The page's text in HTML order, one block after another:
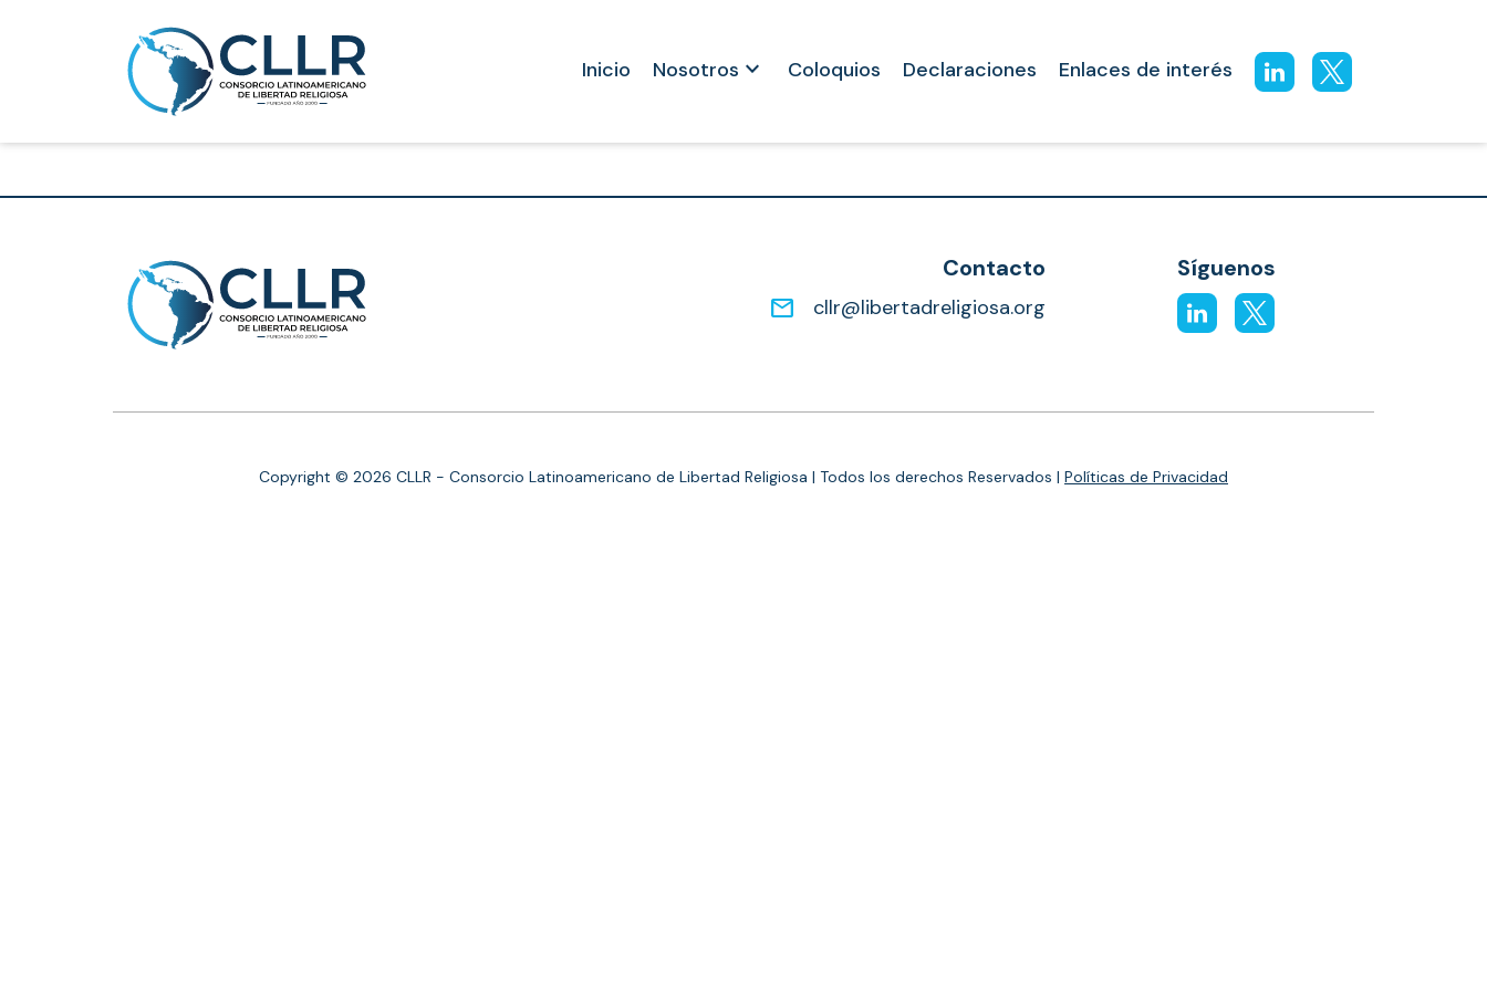
Inicio Nosotros keyboard_arrow_down Coloquios Declaraciones Enlaces de interés
Contacto
email cllr@libertadreligiosa.org
Síguenos
Copyright © 2026 CLLR - Consorcio Latinoamericano de Libertad Religiosa | Todos los derechos Reservados | Políticas de Privacidad